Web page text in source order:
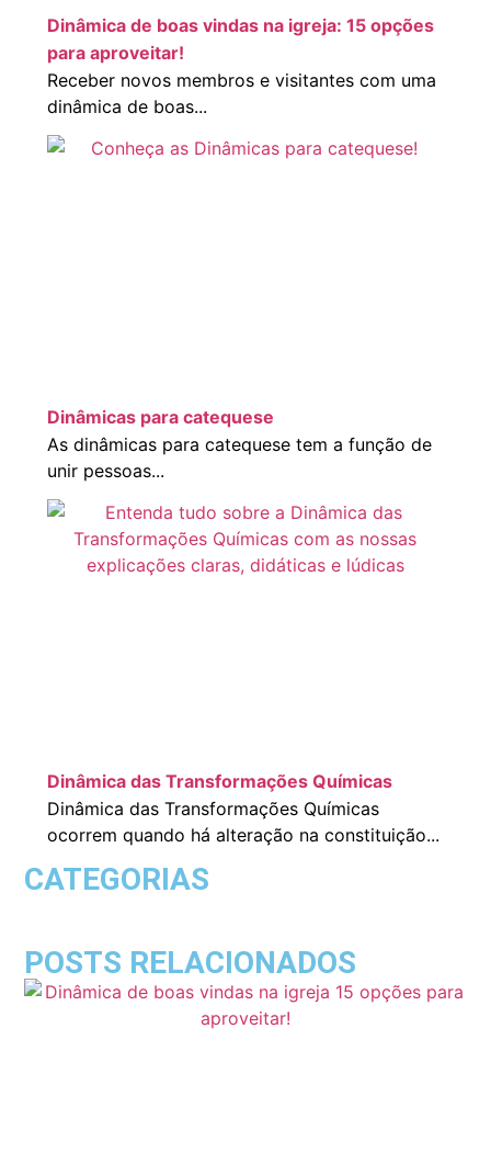
Dinâmica de boas vindas na igreja: 15 opções
para aproveitar!
Receber novos membros e visitantes com uma
dinâmica de boas...
Dinâmicas para catequese
As dinâmicas para catequese tem a função de
unir pessoas...
Dinâmica das Transformações Químicas
Dinâmica das Transformações Químicas
ocorrem quando há alteração na constituição...
CATEGORIAS
POSTS RELACIONADOS